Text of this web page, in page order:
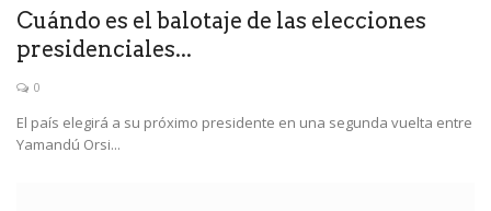
Cuándo es el balotaje de las elecciones
presidenciales...
0
El país elegirá a su próximo presidente en una segunda vuelta entre
Yamandú Orsi...